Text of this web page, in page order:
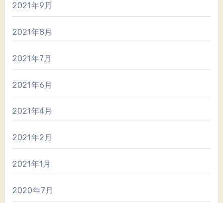
2021年9月
2021年8月
2021年7月
2021年6月
2021年4月
2021年2月
2021年1月
2020年7月